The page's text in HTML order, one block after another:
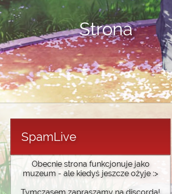
Strona
SpamLive
Obecnie strona funkcjonuje jako
muzeum - ale kiedyś jeszcze ożyje :>